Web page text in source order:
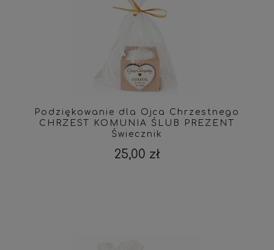
Podziękowanie dla Ojca Chrzestnego
CHRZEST KOMUNIA ŚLUB PREZENT
Świecznik
25,00 zł